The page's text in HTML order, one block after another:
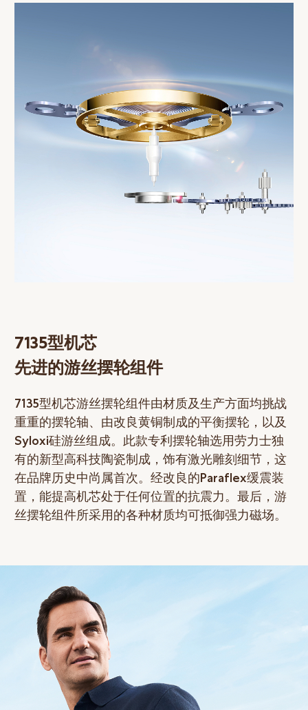
7135型机芯
先进的游丝摆轮组件
7135型机芯游丝摆轮组件由材质及生产方面均挑战
重重的摆轮轴、由改良黄铜制成的平衡摆轮，以及
Syloxi硅游丝组成。此款专利摆轮轴选用劳力士独
有的新型高科技陶瓷制成，饰有激光雕刻细节，这
在品牌历史中尚属首次。经改良的Paraflex缓震装
置，能提高机芯处于任何位置的抗震力。最后，游
丝摆轮组件所采用的各种材质均可抵御强力磁场。